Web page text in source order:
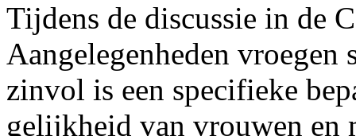
Tijdens de discussie in de
Aangelegenheden
zinvol is een specifieke
gelijkheid van vrouwen en